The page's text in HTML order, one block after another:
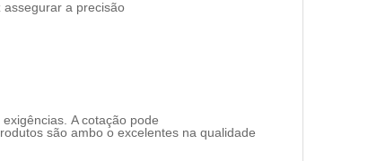
a precisão
A cotação pode
são ambo o excelentes na qualidade